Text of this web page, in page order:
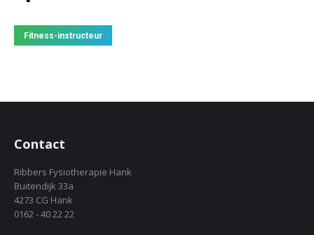
Fitness-instructeur
Contact
Ribbers Fysiotherapie Hank
Buitendijk 33a
4273 CG Hank
0162 - 40 22 22